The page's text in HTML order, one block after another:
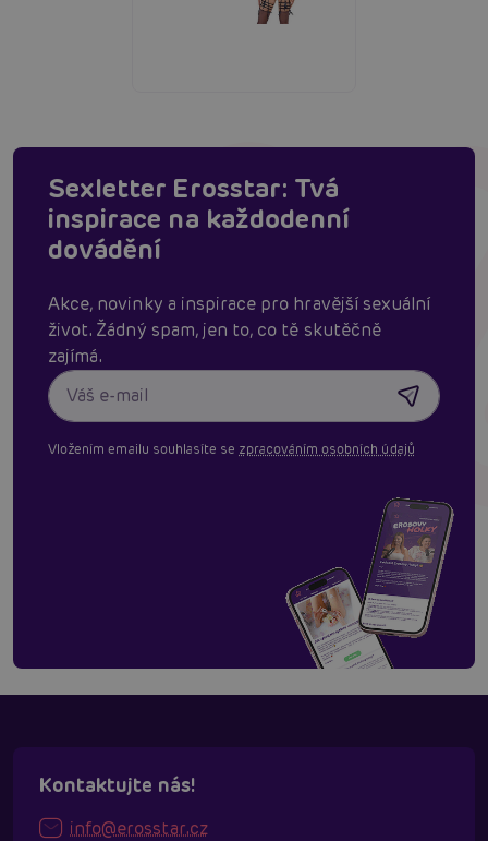
Sexletter Erosstar: Tvá
inspirace na každodenní
dovádění
Akce, novinky a inspirace pro hravější sexuální
život. Žádný spam, jen to, co tě skutěčně
zajímá.
Vložením emailu souhlasíte se zpracováním osobních údajů
Kontaktujte nás!
info@erosstar.cz